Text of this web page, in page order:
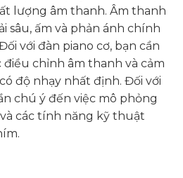
lượng âm thanh. Âm thanh
sâu, ấm và phản ánh chính
với đàn piano cơ, bạn cần
điều chỉnh âm thanh và cảm
độ nhạy nhất định. Đối với
chú ý đến việc mô phỏng
các tính năng kỹ thuật